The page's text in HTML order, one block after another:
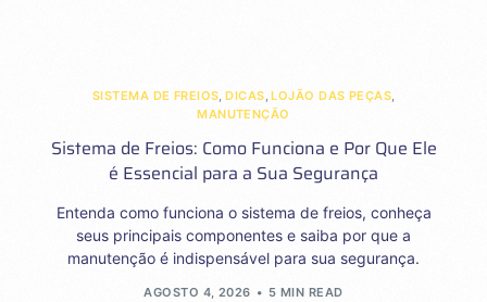
SISTEMA DE FREIOS,DICAS,LOJÃO DAS PEÇAS,
MANUTENÇÃO
Sistema de Freios: Como Funciona e Por Que Ele
é Essencial para a Sua Segurança
Entenda como funciona o sistema de freios, conheça
seus principais componentes e saiba por que a
manutenção é indispensável para sua segurança.
AGOSTO 4, 2026 5 MIN READ